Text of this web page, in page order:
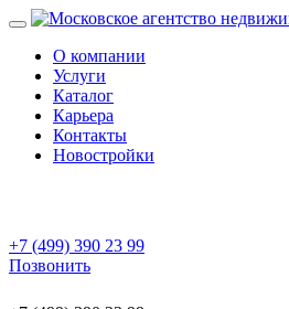
О компании
Услуги
Каталог
Карьера
Контакты
Новостройки
+7 (499) 390 23 99
Позвонить